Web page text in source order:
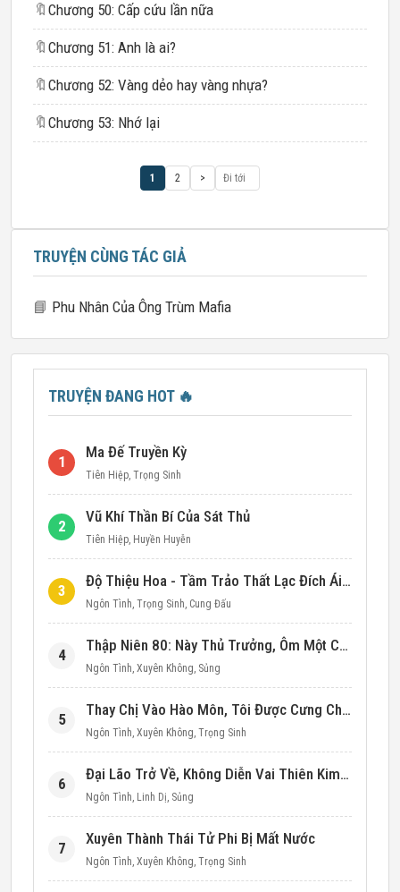
🔖 Chương 50: Cấp cứu lần nữa
🔖 Chương 51: Anh là ai?
🔖 Chương 52: Vàng dẻo hay vàng nhựa?
🔖 Chương 53: Nhớ lại
1 2 >
TRUYỆN CÙNG TÁC GIẢ
📘 Phu Nhân Của Ông Trùm Mafia
TRUYỆN ĐANG HOT 🔥
1
Ma Đế Truyền Kỳ
Tiên Hiệp, Trọng Sinh
2
Vũ Khí Thần Bí Của Sát Thủ
Tiên Hiệp, Huyền Huyễn
3
Độ Thiệu Hoa - Tầm Trảo Thất Lạc Đích Ái Tình
Ngôn Tình, Trọng Sinh, Cung Đấu
4
Thập Niên 80: Này Thủ Trưởng, Ôm Một Cái Đi!
Ngôn Tình, Xuyên Không, Sủng
5
Thay Chị Vào Hào Môn, Tôi Được Cưng Chiều Hết Mực (Thập Niên 90)
Ngôn Tình, Xuyên Không, Trọng Sinh
6
Đại Lão Trở Về, Không Diễn Vai Thiên Kim Giả Nữa
Ngôn Tình, Linh Dị, Sủng
7
Xuyên Thành Thái Tử Phi Bị Mất Nước
Ngôn Tình, Xuyên Không, Trọng Sinh